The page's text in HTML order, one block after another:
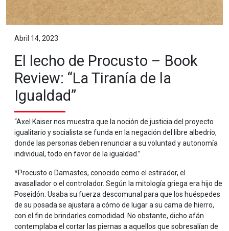
Abril 14, 2023
El lecho de Procusto – Book
Review: “La Tiranía de la
Igualdad”
“Axel Kaiser nos muestra que la noción de justicia del proyecto
igualitario y socialista se funda en la negación del libre albedrío,
donde las personas deben renunciar a su voluntad y autonomía
individual, todo en favor de la igualdad.”
*Procusto o Damastes, conocido como el estirador, el
avasallador o el controlador. Según la mitología griega era hijo de
Poseidón. Usaba su fuerza descomunal para que los huéspedes
de su posada se ajustara a cómo de lugar a su cama de hierro,
con el fin de brindarles comodidad. No obstante, dicho afán
contemplaba el cortar las piernas a aquellos que sobresalían de